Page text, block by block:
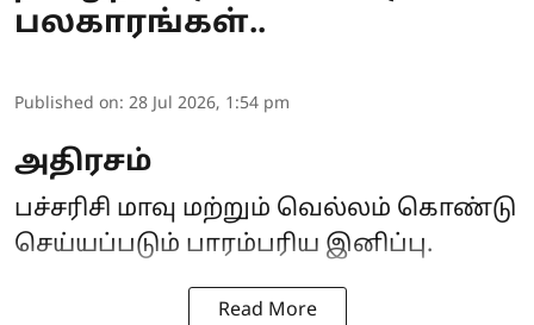
பலகாரங்கள்..
Published on: 28 Jul 2026, 1:54 pm
அதிரசம்
பச்சரிசி மாவு மற்றும் வெல்லம் கொண்டு
செய்யப்படும் பாரம்பரிய இனிப்பு.
Read More